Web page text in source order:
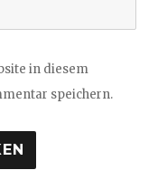
in diesem
speichern.